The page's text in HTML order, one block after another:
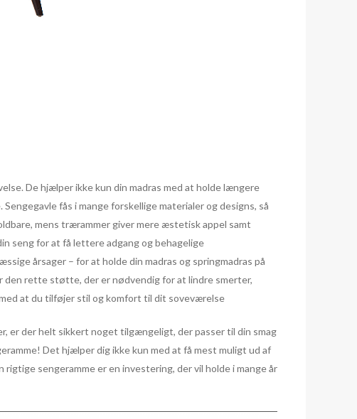
De hjælper ikke kun din madras med at holde længere
fås i mange forskellige materialer og designs, så
mens trærammer giver mere æstetisk appel samt
seng for at få lettere adgang og behagelige
årsager – for at holde din madras og springmadras på
den rette støtte, der er nødvendig for at lindre smerter,
at du tilføjer stil og komfort til dit soveværelse
er der helt sikkert noget tilgængeligt, der passer til din smag
Det hjælper dig ikke kun med at få mest muligt ud af
sengeramme er en investering, der vil holde i mange år